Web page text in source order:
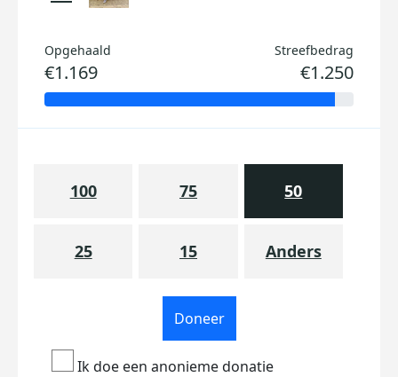
Opgehaald
€1.169
Streefbedrag
€1.250
100 75 50
25 15 Anders
Doneer
Ik doe een anonieme donatie